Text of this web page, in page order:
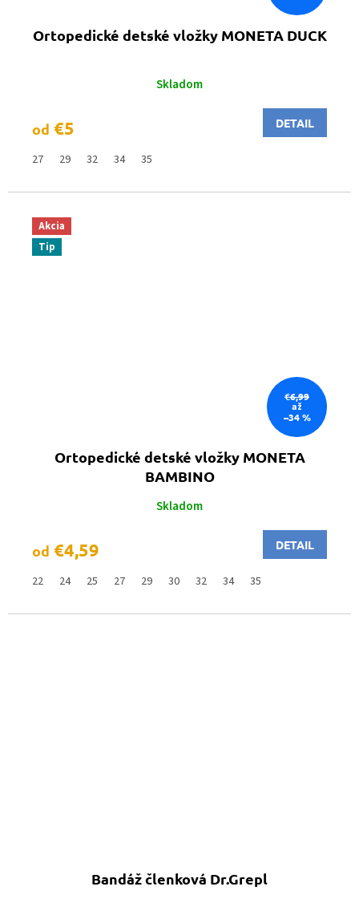
Ortopedické detské vložky MONETA DUCK
Skladom
od €5 DETAIL
27 29 32 34 35
Akcia
Tip
€6,99
až
–34 %
Ortopedické detské vložky MONETA
BAMBINO
Skladom
od €4,59 DETAIL
22 24 25 27 29 30 32 34 35
Bandáž členková Dr.Grepl